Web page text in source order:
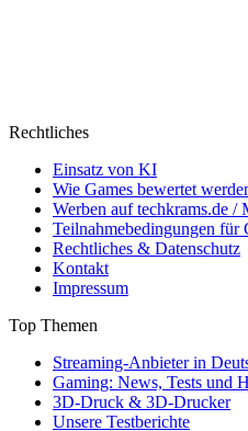
Rechtliches
Einsatz von KI
Wie Games bewertet
Werben auf techkrams.de /
Teilnahmebedingungen für
Rechtliches & Datenschutz
Kontakt
Impressum
Top Themen
Streaming-Anbieter in
Gaming: News, Tests und
3D-Druck & 3D-Drucker
Unsere Testberichte